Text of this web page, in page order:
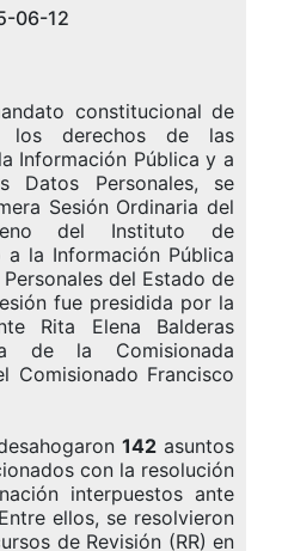
06-12
constitucional de
los derechos de las
Información Pública y a
Datos Personales, se
Sesión Ordinaria del
del Instituto de
a la Información Pública
del Estado de
fue presidida por la
Rita Elena Balderas
de la Comisionada
Comisionado Francisco
142asuntos
con la resolución
interpuestos ante
ellos, se resolvieron
de Revisión (RR) en